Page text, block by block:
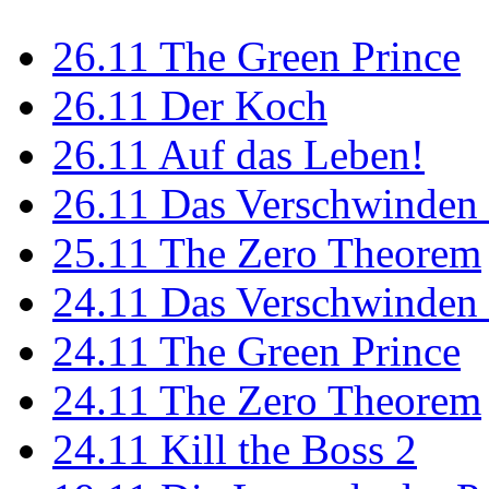
26.11 The Green Prince
26.11 Der Koch
26.11 Auf das Leben!
26.11 Das
25.11 The Zero Theorem
24.11 Das
24.11 The Green Prince
24.11 The Zero Theorem
24.11 Kill the Boss 2